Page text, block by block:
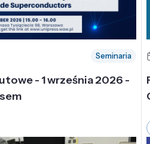
Seminaria
- 1 września 2026 -